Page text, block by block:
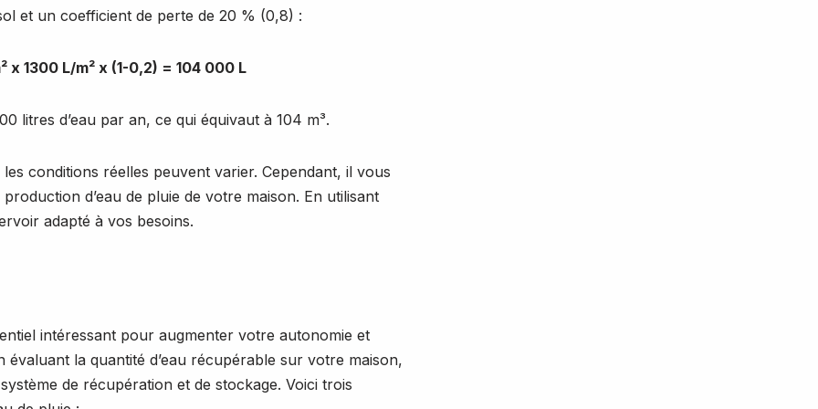
et un coefficient de perte de 20 % (0,8) :
x 1300 L/m² x (1-0,2) = 104 000 L
litres d’eau par an, ce qui équivaut à 104 m³.
conditions réelles peuvent varier. Cependant, il vous
d’eau de pluie de votre maison. En utilisant
adapté à vos besoins.
intéressant pour augmenter votre autonomie et
la quantité d’eau récupérable sur votre maison,
de récupération et de stockage. Voici trois